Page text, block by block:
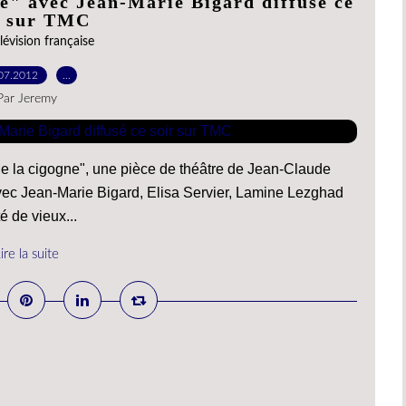
sur TMC
française
Jeremy
la cigogne", une pièce de théâtre de Jean-Claude
Jean-Marie Bigard, Elisa Servier, Lamine Lezghad
de vieux...
la suite